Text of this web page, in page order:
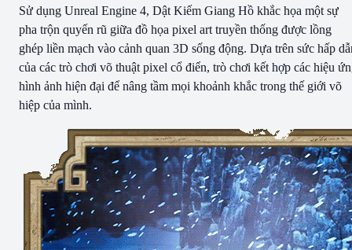
Sử dụng Unreal Engine 4, Dật Kiếm Giang Hồ khắc họa một sự
pha trộn quyến rũ giữa đồ họa pixel art truyền thống được lồng
ghép liền mạch vào cảnh quan 3D sống động. Dựa trên sức hấp
của các trò chơi võ thuật pixel cổ điển, trò chơi kết hợp các hiệu
hình ảnh hiện đại để nâng tầm mọi khoảnh khắc trong thế giới võ
hiệp của mình.